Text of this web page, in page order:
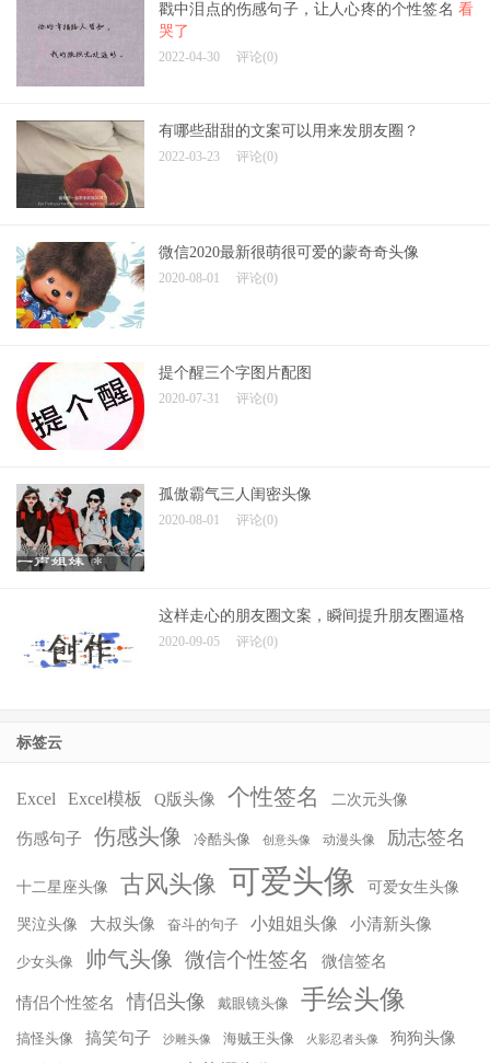
戳中泪点的伤感句子，让人心疼的个性签名 看
哭了
2022-04-30 评论(0)
有哪些甜甜的文案可以用来发朋友圈？
2022-03-23 评论(0)
微信2020最新很萌很可爱的蒙奇奇头像
2020-08-01 评论(0)
提个醒三个字图片配图
2020-07-31 评论(0)
孤傲霸气三人闺密头像
2020-08-01 评论(0)
这样走心的朋友圈文案，瞬间提升朋友圈逼格
2020-09-05 评论(0)
标签云
Excel Excel模板 Q版头像 个性签名 二次元头像
伤感句子 伤感头像 冷酷头像 创意头像 动漫头像 励志签名
十二星座头像 古风头像 可爱头像 可爱女生头像
哭泣头像 大叔头像 奋斗的句子 小姐姐头像 小清新头像
少女头像 帅气头像 微信个性签名 微信签名
情侣个性签名 情侣头像 戴眼镜头像 手绘头像
搞怪头像 搞笑句子 沙雕头像 海贼王头像 火影忍者头像 狗狗头像